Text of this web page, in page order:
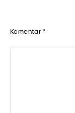
Komentar *